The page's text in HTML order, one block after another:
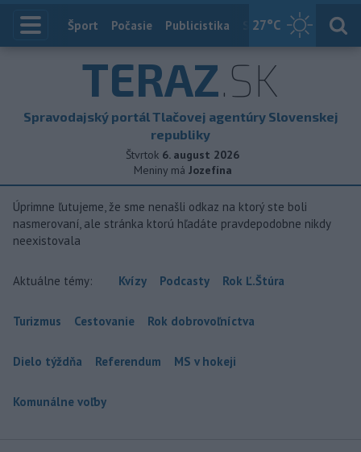
27°C
Index
Šport Počasie Publicistika Slovensko
TERAZ.SK
Spravodajský portál Tlačovej agentúry Slovenskej
republiky
Štvrtok 6. august 2026
Meniny má Jozefína
Úprimne ľutujeme, že sme nenašli odkaz na ktorý ste boli
nasmerovaní, ale stránka ktorú hľadáte pravdepodobne nikdy
neexistovala
Aktuálne témy: Kvízy Podcasty Rok Ľ.Štúra
Turizmus Cestovanie Rok dobrovoľníctva
Dielo týždňa Referendum MS v hokeji
Komunálne voľby